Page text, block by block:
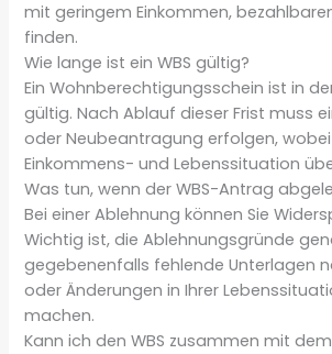
mit geringem Einkommen,
finden.
Wie lange ist ein WBS gültig?
Ein Wohnberechtigungsschein ist in
gültig. Nach Ablauf dieser Frist muss
oder Neubeantragung erfolgen,
Einkommens- und Lebenssituation
Was tun, wenn der WBS-Antrag
Bei einer Ablehnung können Sie
Wichtig ist, die Ablehnungsgründe
gegebenenfalls fehlende Unterlagen
oder Änderungen in Ihrer
machen.
Kann ich den WBS zusammen mit dem